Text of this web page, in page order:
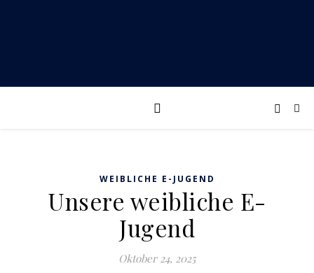
WEIBLICHE E-JUGEND
Unsere weibliche E-
Jugend
Oktober 24, 2025